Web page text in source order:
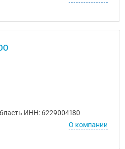
ИНН: 6229004180
О компании